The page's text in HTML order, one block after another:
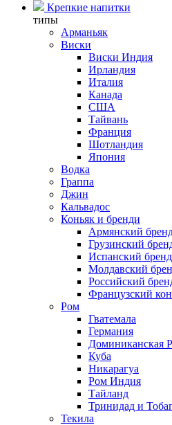
Крепкие напитки
типы
Арманьяк
Виски
Виски Индия
Ирландия
Италия
Канада
США
Тайвань
Франция
Шотландия
Япония
Водка
Граппа
Джин
Кальвадос
Коньяк и бренди
Армянский
Грузинский
Испанский
Молдавский
Российский
Французский
Ром
Гватемала
Германия
Доминиканская
Куба
Никарагуа
Ром Индия
Тайланд
Тринидад и
Текила